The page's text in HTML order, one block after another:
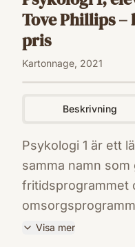
Tove Phillips
pris
Kartonnage, 2021
Beskrivning
Psykologi 1 är ett
samma namn
fritidsprogrammet
elevbok, digitalt
Visa mer